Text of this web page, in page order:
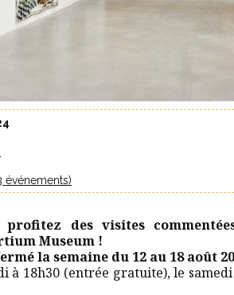
événements)
profitez des visites
Museum !
la semaine du 12 au 18 août
à 18h30 (entrée gratuite), le